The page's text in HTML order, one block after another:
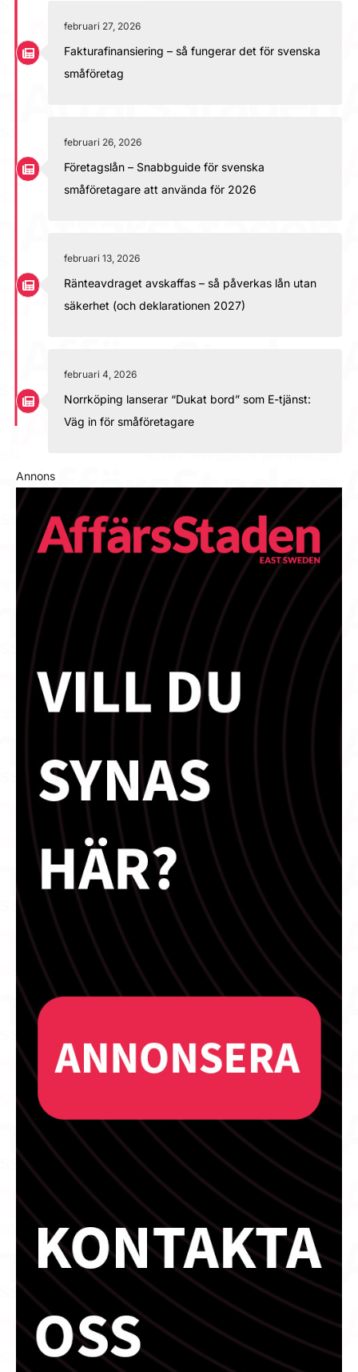
februari 27, 2026
Fakturafinansiering – så fungerar det för svenska
småföretag
februari 26, 2026
Företagslån – Snabbguide för svenska
småföretagare att använda för 2026
februari 13, 2026
Ränteavdraget avskaffas – så påverkas lån utan
säkerhet (och deklarationen 2027)
februari 4, 2026
Norrköping lanserar “Dukat bord” som E-tjänst:
Väg in för småföretagare
Annons